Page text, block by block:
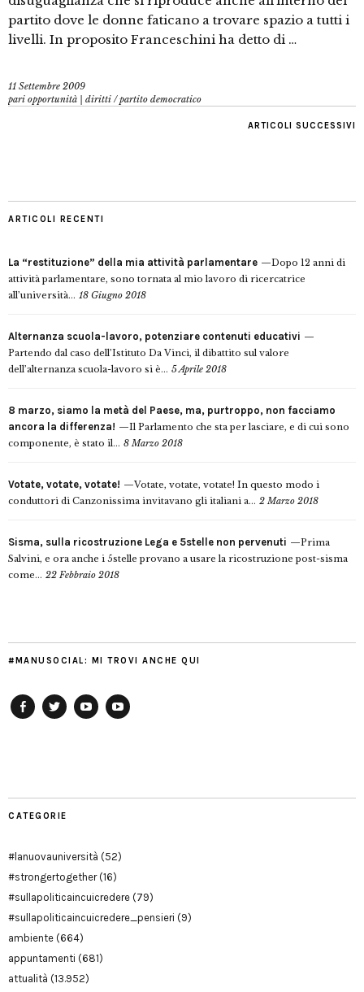
partito dove le donne faticano a trovare spazio a tutti i
livelli. In proposito Franceschini ha detto di …
11 Settembre 2009
pari opportunità | diritti /partito democratico
ARTICOLI SUCCESSIVI
ARTICOLI RECENTI
La “restituzione” della mia attività parlamentare
Dopo 12 anni di
attività parlamentare, sono tornata al mio lavoro di ricercatrice
all’università... 18 Giugno 2018
Alternanza scuola-lavoro, potenziare contenuti educativi
Partendo dal caso dell’Istituto Da Vinci, il dibattito sul valore
dell’alternanza scuola-lavoro si è... 5 Aprile 2018
8 marzo, siamo la metà del Paese, ma, purtroppo, non facciamo
ancora la differenza!
Il Parlamento che sta per lasciare, e di cui sono
componente, è stato il... 8 Marzo 2018
Votate, votate, votate!
Votate, votate, votate! In questo modo i
conduttori di Canzonissima invitavano gli italiani a... 2 Marzo 2018
Sisma, sulla ricostruzione Lega e 5stelle non pervenuti
Prima
Salvini, e ora anche i 5stelle provano a usare la ricostruzione post-sisma
come... 22 Febbraio 2018
#MANUSOCIAL: MI TROVI ANCHE QUI
CATEGORIE
#lanuovauniversità (52)
#strongertogether(16)
#sullapoliticaincuicredere (79)
#sullapoliticaincuicredere_pensieri (9)
ambiente (664)
appuntamenti (681)
attualità (13.952)